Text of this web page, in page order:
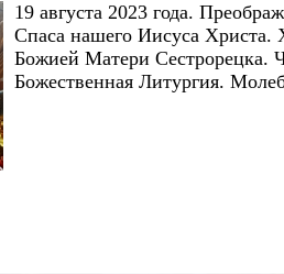
19 августа 2023 года.
Спаса нашего Иисуса
Божией Матери Сестрорецка.
Божественная Литургия.